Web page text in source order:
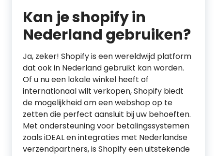
Kan je shopify in
Nederland gebruiken?
Ja, zeker! Shopify is een wereldwijd platform
dat ook in Nederland gebruikt kan worden.
Of u nu een lokale winkel heeft of
internationaal wilt verkopen, Shopify biedt
de mogelijkheid om een webshop op te
zetten die perfect aansluit bij uw behoeften.
Met ondersteuning voor betalingssystemen
zoals iDEAL en integraties met Nederlandse
verzendpartners, is Shopify een uitstekende